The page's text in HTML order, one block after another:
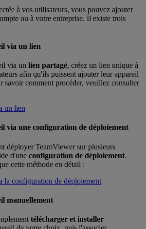
à vos utilisateurs, vous pouvez ajouter
ou à votre entreprise. Il existe trois
via un lien
via un lien partagé, créez un lien unique à
afin qu'ils puissent ajouter leur appareil
savoir comment procéder, veuillez consulter
un lien
via une configuration de déploiement
déployer TeamViewer sur plusieurs
d'une configuration de déploiement.
cette méthode en détail :
la configuration de déploiement
manuellement
télécharger et installer